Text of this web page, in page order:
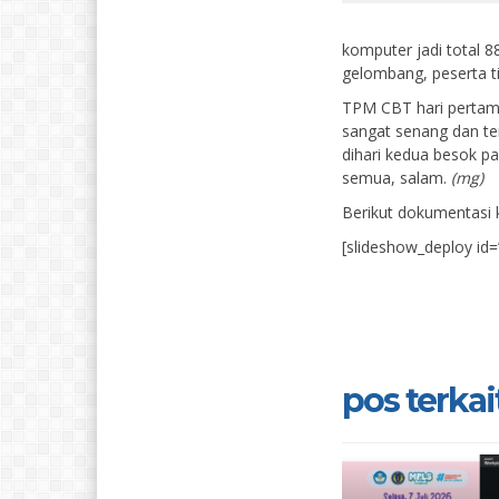
komputer jadi total
gelombang, peserta
TPM CBT hari
sangat senang dan
dihari kedua besok
semua, salam. (mg)
Berikut dokumentasi
[slideshow_deploy
pos